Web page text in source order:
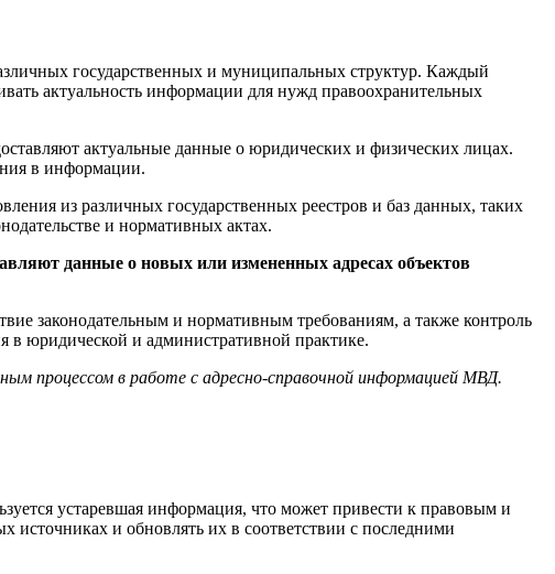
государственных и муниципальных структур. Каждый
актуальность информации для нужд правоохранительных
актуальные данные о юридических и физических лицах.
в информации.
из различных государственных реестров и баз данных, таких
и нормативных актах.
данные о новых или измененных адресах объектов
законодательным и нормативным требованиям, а также контроль
в юридической и административной практике.
процессом в работе с адресно-справочной информацией МВД.
устаревшая информация, что может привести к правовым и
и обновлять их в соответствии с последними